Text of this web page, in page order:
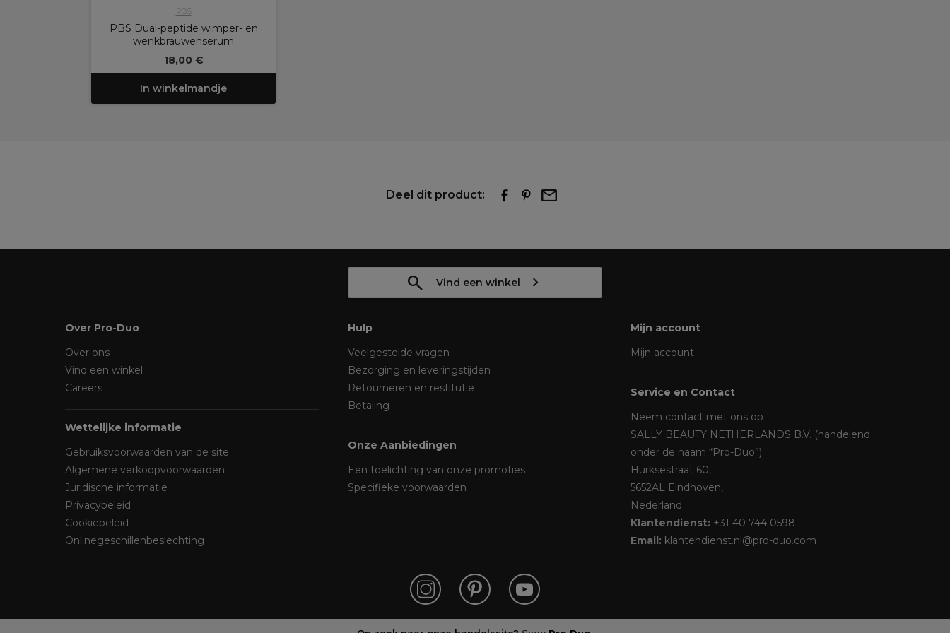
PBS
PBS Dual-peptide wimper- en
wenkbrauwenserum
18,00 €
In winkelmandje
Deel dit product:
Vind een winkel
Over Pro-Duo
Over ons
Vind een winkel
Careers
Wettelijke informatie
Gebruiksvoorwaarden van de site
Algemene verkoopvoorwaarden
Juridische informatie
Privacybeleid
Cookiebeleid
Onlinegeschillenbeslechting
Hulp
Veelgestelde vragen
Bezorging en leveringstijden
Retourneren en restitutie
Betaling
Onze Aanbiedingen
Een toelichting van onze promoties
Specifieke voorwaarden
Mijn account
Mijn account
Service en Contact
Neem contact met ons op
SALLY BEAUTY NETHERLANDS B.V. (handelend
onder de naam “Pro-Duo”)
Hurksestraat 60,
5652AL Eindhoven,
Nederland
Klantendienst: +31 40 744 0598
Email: klantendienst.nl@pro-duo.com